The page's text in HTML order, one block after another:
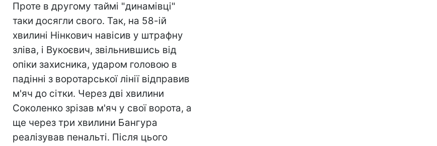
Проте в другому таймі "динамівці"
таки досягли свого. Так, на 58-ій
хвилині Нінкович навісив у штрафну
зліва, і Вукоєвич, звільнившись від
опіки захисника, ударом головою в
падінні з воротарської лінії відправив
м'яч до сітки. Через дві хвилини
Соколенко зрізав м'яч у свої ворота, а
ще через три хвилини Бангура
реалізував пенальті. Після цього